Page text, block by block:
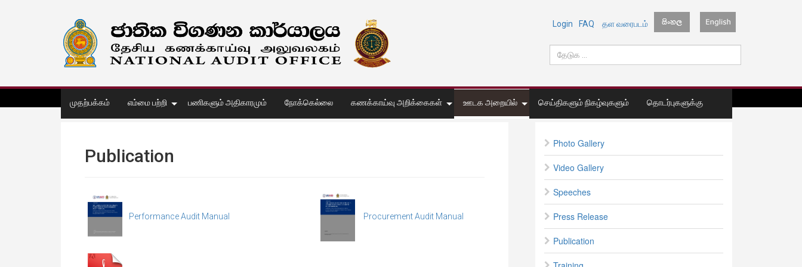
Login FAQ தள வரைபடம்
முதற்பக்கம் எம்மை பற்றி பணிகளும் அதிகாரமும் நோக்கெல்லை கணக்காய்வு அறிக்கைகள் ஊடக அறையில் செய்திகளும் நிகழ்வுகளும் தொடர்புகளுக்கு
Publication
Performance Audit Manual Procurement Audit Manual
Photo Gallery
Video Gallery
Speeches
Press Release
Publication